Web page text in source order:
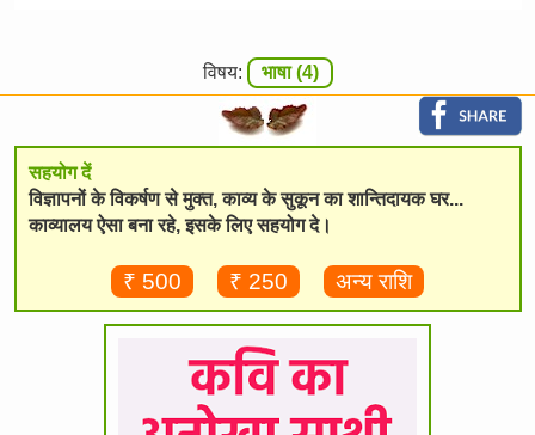
विषय: भाषा (4)
सहयोग दें
विज्ञापनों के विकर्षण से मुक्त, काव्य के सुकून का शान्तिदायक घर...
काव्यालय ऐसा बना रहे, इसके लिए सहयोग दे।
₹ 500 ₹ 250 अन्य राशि